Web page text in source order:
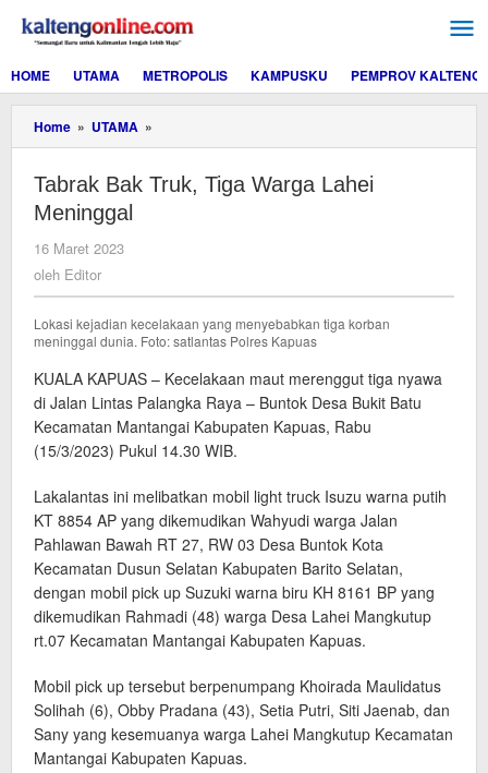
konten
HOME
UTAMA METROPOLIS KAMPUSKU PEMPROV KALTENG
Home » UTAMA »
Bak
Tiga
Tabrak Bak Truk, Tiga Warga Lahei
Meninggal
16 Maret 2023
oleh Editor
Lokasi kejadian kecelakaan yang menyebabkan tiga korban
meninggal dunia. Foto: satlantas Polres Kapuas
KUALA KAPUAS – Kecelakaan maut merenggut tiga nyawa
di Jalan Lintas Palangka Raya – Buntok Desa Bukit Batu
Kecamatan Mantangai Kabupaten Kapuas, Rabu
(15/3/2023) Pukul 14.30 WIB.
Lakalantas ini melibatkan mobil light truck Isuzu warna putih
KT 8854 AP yang dikemudikan Wahyudi warga Jalan
Pahlawan Bawah RT 27, RW 03 Desa Buntok Kota
Kecamatan Dusun Selatan Kabupaten Barito Selatan,
dengan mobil pick up Suzuki warna biru KH 8161 BP yang
dikemudikan Rahmadi (48) warga Desa Lahei Mangkutup
rt.07 Kecamatan Mantangai Kabupaten Kapuas.
Mobil pick up tersebut berpenumpang Khoirada Maulidatus
Solihah (6), Obby Pradana (43), Setia Putri, Siti Jaenab, dan
Sany yang kesemuanya warga Lahei Mangkutup Kecamatan
Mantangai Kabupaten Kapuas.